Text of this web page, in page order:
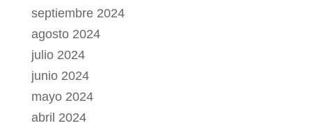
septiembre 2024
agosto 2024
julio 2024
junio 2024
mayo 2024
abril 2024